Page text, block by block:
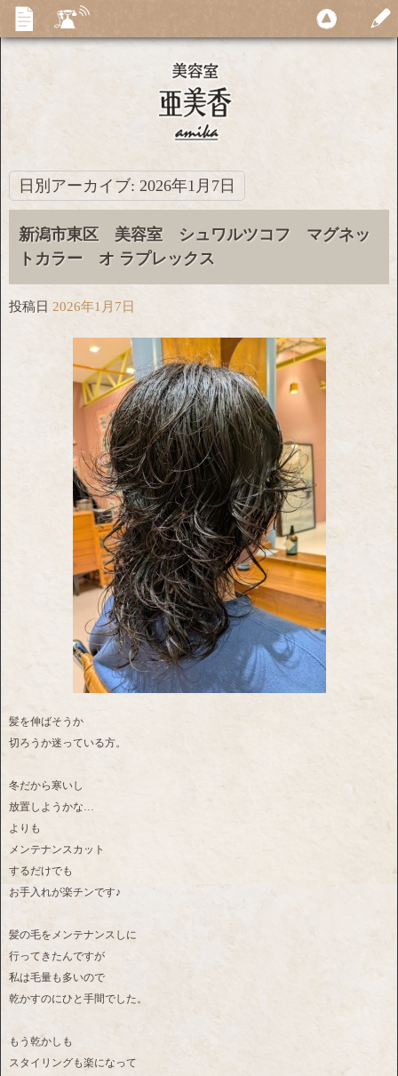
日別アーカイブ: 2026年1月7日
新潟市東区 美容室 シュワルツコフ マグネッ
トカラー オ ラプレックス
投稿日 2026年1月7日
髪を伸ばそうか
切ろうか迷っている方。
冬だから寒いし
放置しようかな…
よりも
メンテナンスカット
するだけでも
お手入れが楽チンです♪
髪の毛をメンテナンスしに
行ってきたんですが
私は毛量も多いので
乾かすのにひと手間でした。
もう乾かしも
スタイリングも楽になって